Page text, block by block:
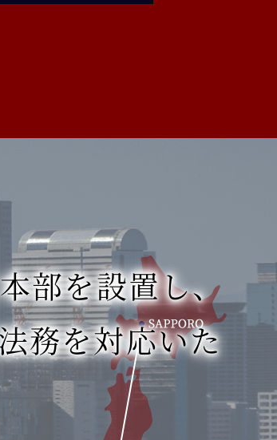
部を設置し、
務を対応いた